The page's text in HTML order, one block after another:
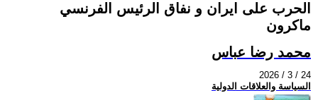
الحرب على ايران و نفاق الرئيس الفرنسي
ماكرون
محمد رضا عباس
2026 / 3 / 24
السياسة والعلاقات الدولية